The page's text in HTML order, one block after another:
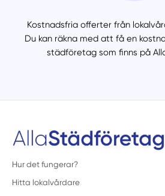
Kostnadsfria offerter från
Du kan räkna med att få en
städföretag som finns på
Hur det fungerar?
Hitta lokalvårdare